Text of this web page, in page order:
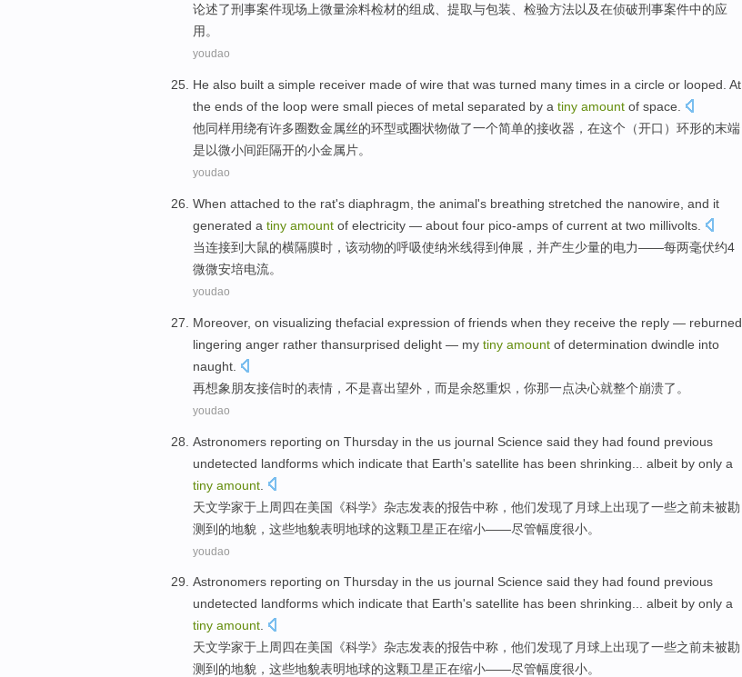
论述了刑事案件现场上微量涂料检材的组成、 提取与包装、 检验方法以及在侦破刑事案件中的应
用。
youdao
He also built a simple receiver made of wire that was turned many times in a circle or looped At
the ends of the loop were small pieces of metal separated by a tiny amount of space
他同样用绕有许多圈数金属丝的环型或圈状物做了一个简单的接收器 ， 在这个 （开口） 环形的末端
是以微小间距隔开的小金属片。
youdao
When attached to the rat's diaphragm the animal's breathing stretched the nanowire and it
generated a tiny amount of electricity — about four pico-amps of current at two millivolts
当连接到 大鼠的横隔膜时， 该动物的呼吸使纳米线得到伸展， 并产生少量的电力——每两毫伏约4
微微安培电流。
youdao
Moreover, on visualizing thefacial expression of friends when they receive the reply — reburned
lingering anger rather thansurprised delight — my tiny amount of determination dwindle into
naught.
再想象 朋友接信时的表情 ， 不是喜出望外，而是余怒重炽，你那一点决心就整个崩溃了。
youdao
Astronomers reporting on Thursday in the us journal Science said they had found previous
undetected landforms which indicate that Earth's satellite has been shrinking albeit by only a
tiny amount
天文学家于 上周四在美国 《科学》 杂志发表的报告中称 ， 他们发现了月球 上出现了一些之前未被勘
测到的地貌，这些地貌表明地球的这颗卫星正在缩小——尽管幅度很小。
youdao
Astronomers reporting on Thursday in the us journal Science said they had found previous
undetected landforms which indicate that Earth's satellite has been shrinking... albeit by only a
tiny amount.
天文学家于上周四在美国 《科学》 杂志发表的报告中称 ， 他们发现了月球上出现了一些之前未被勘
测到的地貌，这些地貌表明地球的这颗卫星正在缩小——尽管幅度很小。